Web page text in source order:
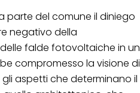
parte del comune il diniego
negativo della
falde fotovoltaiche in un
compromesso la visione di
aspetti che determinano il